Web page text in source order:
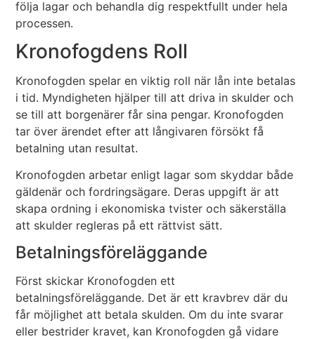
följa lagar och behandla dig respektfullt under hela
processen.
Kronofogdens Roll
Kronofogden spelar en viktig roll när lån inte betalas
i tid. Myndigheten hjälper till att driva in skulder och
se till att borgenärer får sina pengar. Kronofogden
tar över ärendet efter att långivaren försökt få
betalning utan resultat.
Kronofogden arbetar enligt lagar som skyddar både
gäldenär och fordringsägare. Deras uppgift är att
skapa ordning i ekonomiska tvister och säkerställa
att skulder regleras på ett rättvist sätt.
Betalningsföreläggande
Först skickar Kronofogden ett
betalningsföreläggande. Det är ett kravbrev där du
får möjlighet att betala skulden. Om du inte svarar
eller bestrider kravet, kan Kronofogden gå vidare